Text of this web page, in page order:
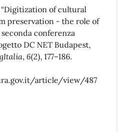
of cultural
preservation - the role of
conferenza
DC NET Budapest,
, 6(2), 177–186.
article/view/487